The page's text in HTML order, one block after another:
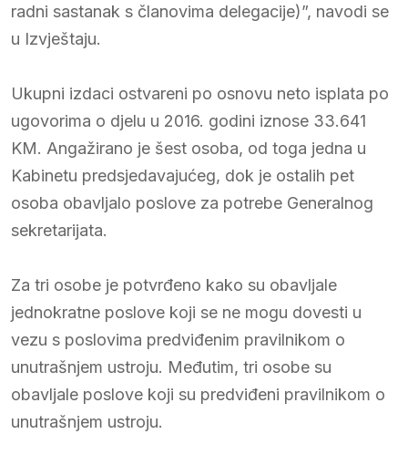
radni sastanak s članovima delegacije)”, navodi se
u Izvještaju.
Ukupni izdaci ostvareni po osnovu neto isplata po
ugovorima o djelu u 2016. godini iznose 33.641
KM. Angažirano je šest osoba, od toga jedna u
Kabinetu predsjedavajućeg, dok je ostalih pet
osoba obavljalo poslove za potrebe Generalnog
sekretarijata.
Za tri osobe je potvrđeno kako su obavljale
jednokratne poslove koji se ne mogu dovesti u
vezu s poslovima predviđenim pravilnikom o
unutrašnjem ustroju. Međutim, tri osobe su
obavljale poslove koji su predviđeni pravilnikom o
unutrašnjem ustroju.